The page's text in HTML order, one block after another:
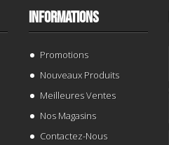
INFORMATIONS
Promotions
Nouveaux Produits
Meilleures Ventes
Nos Magasins
Contactez-Nous